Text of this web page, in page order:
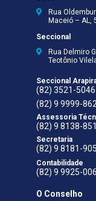
Rua
Maceió – AL,
Seccional
Rua Delmiro
Teotônio
Seccional
(82) 3521-5046
(82) 9 9999-
Assessoria
(82) 9 8138-
Secretaria
(82) 9 8181-
Contabilidade
(82) 9 9925-
O Conselho